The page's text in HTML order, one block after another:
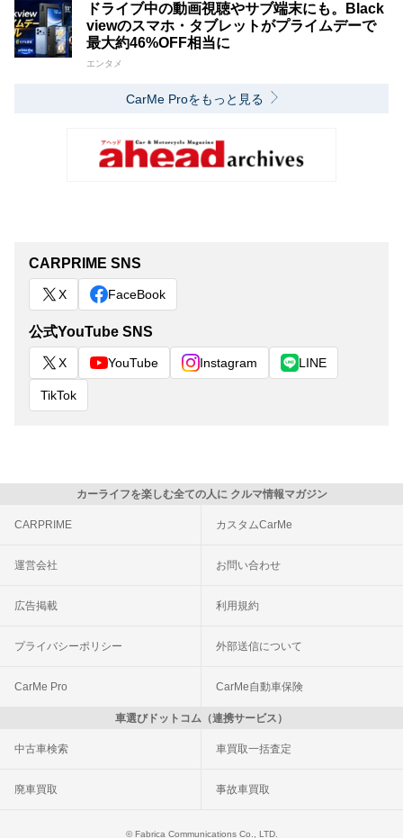
ドライブ中の動画視聴やサブ端末にも。Black
viewのスマホ・タブレットがプライムデーで
最大約46%OFF相当に
エンタメ
CarMe Proをもっと見る
CARPRIME SNS
X FaceBook
公式YouTube SNS
X YouTube Instagram LINE
TikTok
カーライフを楽しむ全ての人に クルマ情報マガジン
CARPRIME カスタムCarMe
運営会社 お問い合わせ
広告掲載 利用規約
プライバシーポリシー 外部送信について
CarMe Pro CarMe自動車保険
車選びドットコム（連携サービス）
中古車検索 車買取一括査定
廃車買取 事故車買取
© Fabrica Communications Co., LTD.